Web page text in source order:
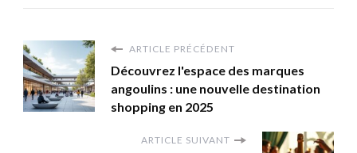
ARTICLE PRÉCÉDENT
Découvrez l'espace des marques
angoulins : une nouvelle destination
shopping en 2025
ARTICLE SUIVANT